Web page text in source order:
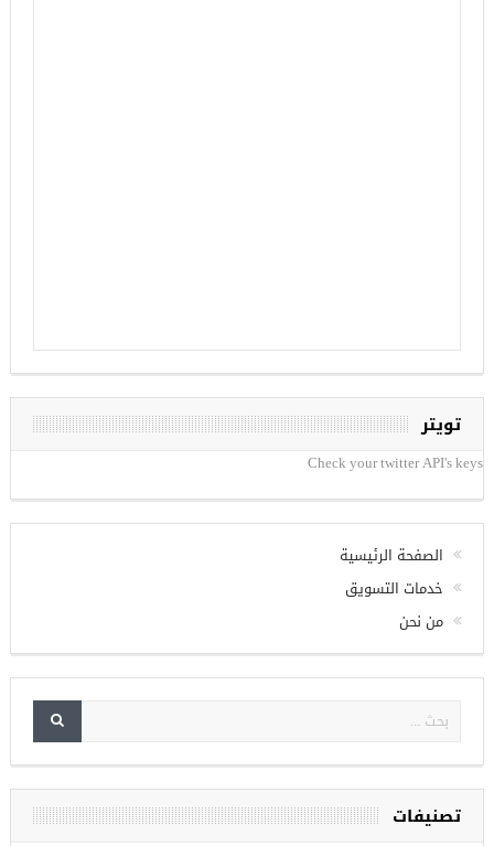
تويتر
Check your twitter API's keys
الصفحة الرئيسية
خدمات التسويق
من نحن
تصنيفات